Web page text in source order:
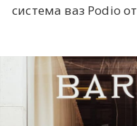
система ваз Podio